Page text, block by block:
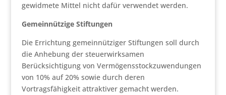
gewidmete Mittel nicht dafür verwendet werden.
Gemeinnützige Stiftungen
Die Errichtung gemeinnütziger Stiftungen soll durch
die Anhebung der steuerwirksamen
Berücksichtigung von Vermögensstockzuwendungen
von 10% auf 20% sowie durch deren
Vortragsfähigkeit attraktiver gemacht werden.